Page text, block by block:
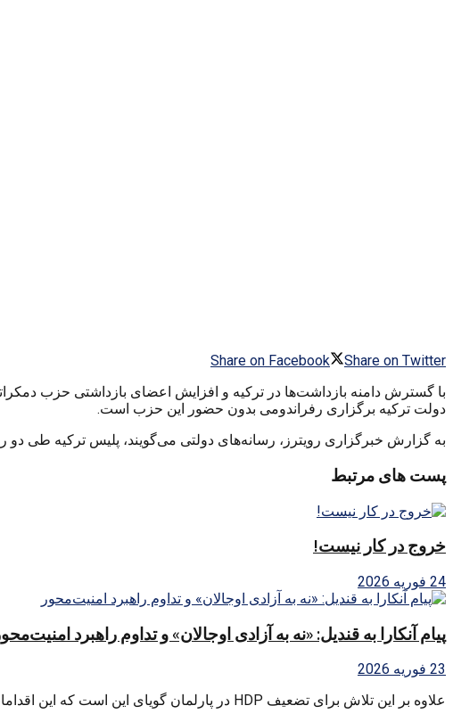
Share on Facebook
Share on Twitter
دولت ترکیه برگزاری رفراندومی بدون حضور این حزب است.
به گزارش خبرگزاری رویترز، رسانه‌های دولتی می‌گویند، پلیس ترکیه طی دو روز گذشته بیش از ۶۰۰ تن را به اتهام ارتباط با
پست های مرتبط
خروج در کار نیست!
24 فوریه 2026
پیام آنکارا به قندیل: «نه به آزادی اوجالان» و تداوم راهبرد
23 فوریه 2026
علاوه بر این تلاش برای تضعیف HDP در پارلمان گویای این است که این اقدامات با هدف کنار زدن این حزب از رفراندوم ماه آوریل صورت می‌گیرد.